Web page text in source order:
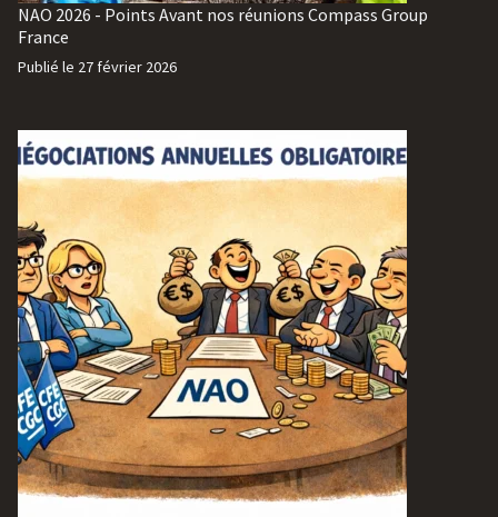
NAO 2026 - Points Avant nos réunions Compass Group
France
Publié le 27 février 2026